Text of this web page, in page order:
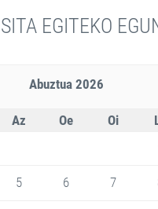
EGITEKO
Abuztua 2026
Az Oe Oi
5 6 7